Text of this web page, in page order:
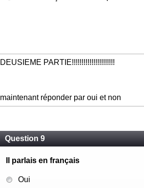
DEUSIEME PARTIE!!!!!!!!!!!!!!!!!!!!!!
maintenant réponder par oui et non
Question 9
Il parlais en français
Oui